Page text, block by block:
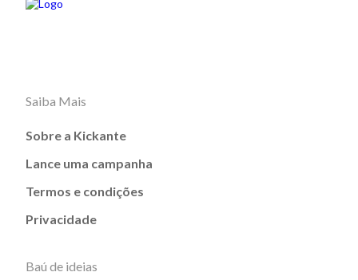
Saiba Mais
Sobre a Kickante
Lance uma campanha
Termos e condições
Privacidade
Baú de ideias